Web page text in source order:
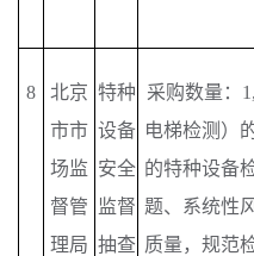
8
北京
市市
场监
督管
理局
特种
设备
安全
监督
抽查
采购数量：
电梯检测）
的特种设备
题、系统性
质量，规范